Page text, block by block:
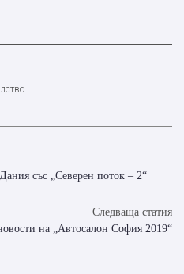
със „Северен поток – 2“
Следваща статия
на „Автосалон София 2019“